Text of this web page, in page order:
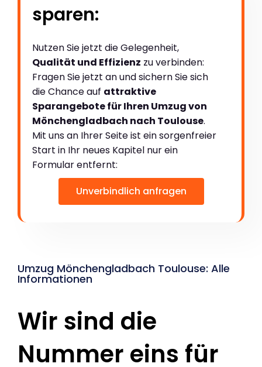
sparen:
Nutzen Sie jetzt die Gelegenheit,
Qualität und Effizienz zu verbinden:
Fragen Sie jetzt an und sichern Sie sich
die Chance auf attraktive
Sparangebote für Ihren Umzug von
Mönchengladbach nach Toulouse.
Mit uns an Ihrer Seite ist ein sorgenfreier
Start in Ihr neues Kapitel nur ein
Formular entfernt:
Unverbindlich anfragen
Umzug Mönchengladbach Toulouse: Alle
Informationen
Wir sind die
Nummer eins für